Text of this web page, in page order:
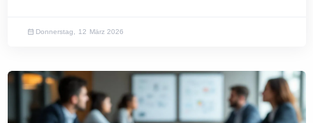
Donnerstag, 12 März 2026